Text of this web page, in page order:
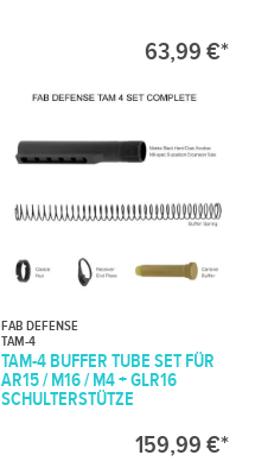
63,99 €*
FAB DEFENSE
TAM-4
TAM-4 BUFFER TUBE SET FÜR
AR15 / M16 / M4 + GLR16
SCHULTERSTÜTZE
159,99 €*